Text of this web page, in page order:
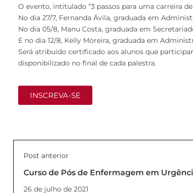
O evento, intitulado “3 passos para uma carreira
No dia 27/7, Fernanda Ávila, graduada em
No dia 05/8, Manu Costa, graduada em
E no dia 12/8, Kelly Moreira, graduada em
Será atribuído certificado aos alunos que
disponibilizado no final de cada palestra.
INSCREVA-SE
Post anterior
Curso de Pós de Enfermagem em
turma
26 de julho de 2021